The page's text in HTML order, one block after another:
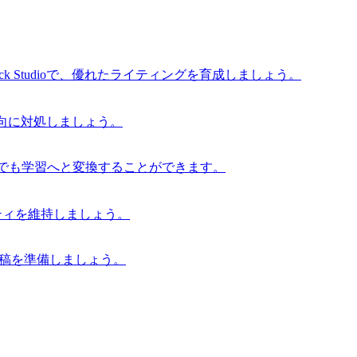
で、優れたライティングを育成しましょう。
対処しましょう。
学習へと変換することができます。
を維持しましょう。
を準備しましょう。